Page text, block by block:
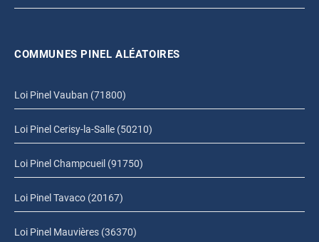
COMMUNES PINEL ALÉATOIRES
Loi Pinel Vauban (71800)
Loi Pinel Cerisy-la-Salle (50210)
Loi Pinel Champcueil (91750)
Loi Pinel Tavaco (20167)
Loi Pinel Mauvières (36370)